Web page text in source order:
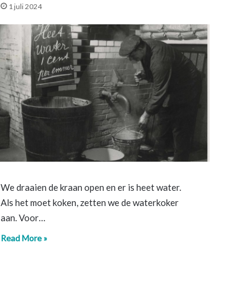
1 juli 2024
We draaien de kraan open en er is heet water.
Als het moet koken, zetten we de waterkoker
aan. Voor…
Read More »